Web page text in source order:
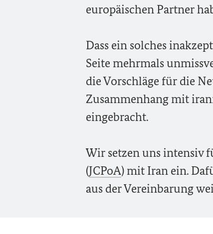
europäischen Partner
Dass ein solches
Seite mehrmals
die Vorschläge für die
Zusammenhang mit
eingebracht.
Wir setzen uns intensiv
(JCPoA) mit Iran ein.
aus der Vereinbarung